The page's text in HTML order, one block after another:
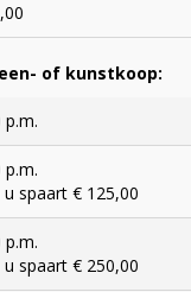
of kunstkoop:
p.m.
p.m.
spaart € 125,00
p.m.
spaart € 250,00